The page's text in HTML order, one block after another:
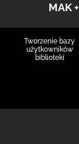
MAK +
Tworzenie bazy
użytkowników
biblioteki